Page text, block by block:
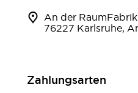
An der
76227 Karlsruhe,
Zahlungsarten